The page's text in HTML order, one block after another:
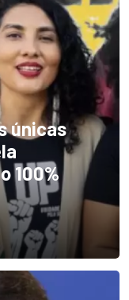
únicas
100%